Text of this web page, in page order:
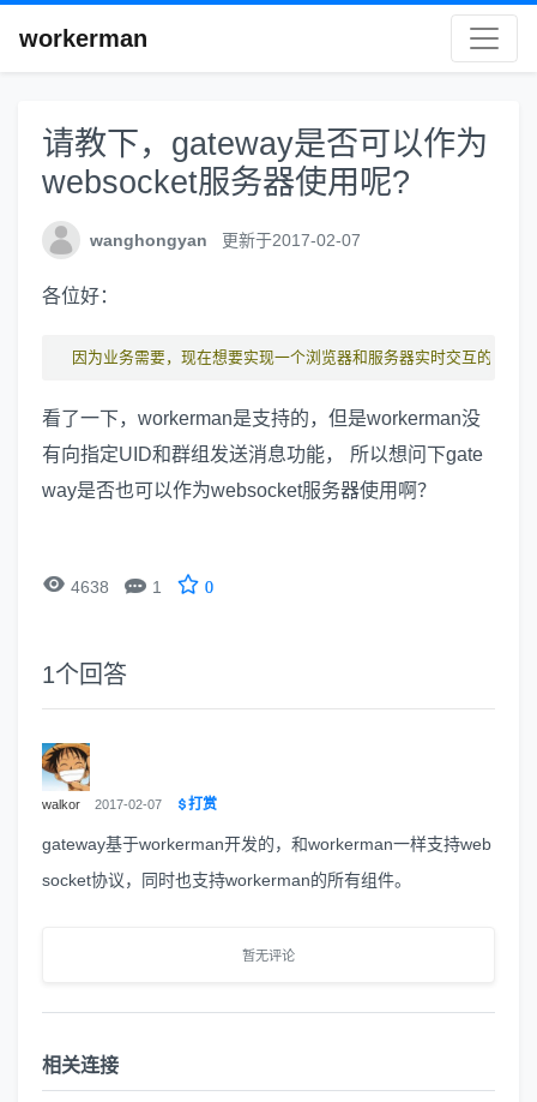
workerman
请教下，gateway是否可以作为
websocket服务器使用呢?
wanghongyan 更新于2017-02-07
各位好：
因为业务需要，现在想要实现一个浏览器和服务器实时交互的功
看了一下，workerman是支持的，但是workerman没
有向指定UID和群组发送消息功能， 所以想问下gate
way是否也可以作为websocket服务器使用啊？
 4638  1 0
1个回答
walkor 2017-02-07 打赏
gateway基于workerman开发的，和workerman一样支持web
socket协议，同时也支持workerman的所有组件。
暂无评论
相关连接